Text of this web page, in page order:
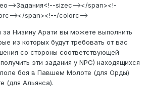
>Задания<!--sizec--></span><!-
></span><!--/colorc-->
Низину Арати вы можете выполнить
из которых будут требовать от вас
со стороны соответствующей
эти задания у NPC) находящихся
боя в Павшем Молоте (для Орды)
(для Альянса).